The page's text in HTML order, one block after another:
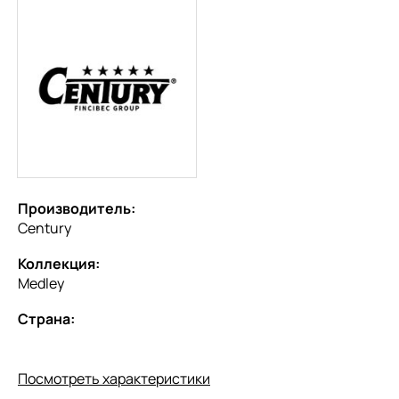
Производитель:
Century
Коллекция:
Medley
Страна:
Посмотреть характеристики